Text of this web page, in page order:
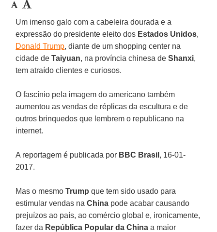
Um imenso galo com a cabeleira dourada e a
expressão do presidente eleito dos Estados Unidos,
Donald Trump, diante de um shopping center na
cidade deTaiyuan, na província chinesa deShanxi,
tem atraído clientes e curiosos.
O fascínio pela imagem do americano também
aumentou as vendas de réplicas da escultura e de
outros brinquedos que lembrem o republicano na
internet.
A reportagem é publicada por BBC Brasil , 16-01-
2017.
Mas o mesmoTrump que tem sido usado para
estimular vendas naChina pode acabar causando
prejuízos ao país, ao comércio global e, ironicamente,
fazer da República Popular da China a maior